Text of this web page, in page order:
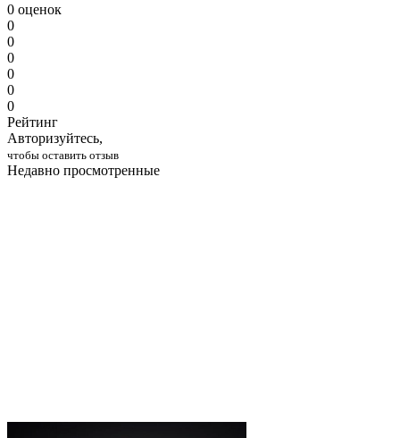
0 оценок
0
0
0
0
0
0
Рейтинг
Авторизуйтесь,
чтобы оставить отзыв
Недавно просмотренные